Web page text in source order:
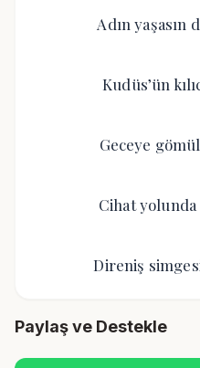
Adın yaşasın
Kudüs’ün
Geceye
Cihat
Direniş
Paylaş ve Destekle